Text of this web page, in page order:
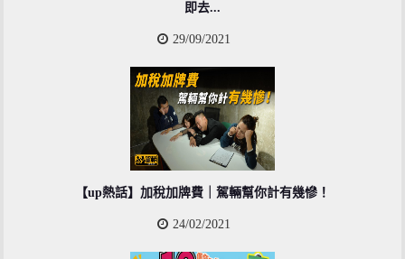
即去...
29/09/2021
【up熱話】加稅加牌費｜駕輛幫你計有幾慘！
24/02/2021